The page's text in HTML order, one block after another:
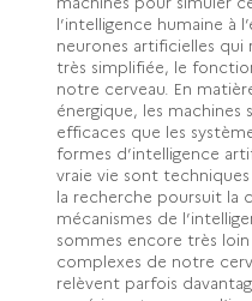
l’intelligence humaine à
neurones artificielles
très simplifiée, le
notre cerveau. En
énergique, les
efficaces que les
formes d’intelligence
vraie vie sont
la recherche poursuit la
mécanismes de
sommes encore très
complexes de notre
relèvent parfois